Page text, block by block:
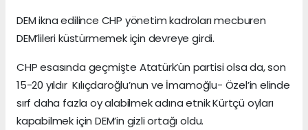
DEM ikna edilince CHP yönetim kadroları mecburen
DEM’lileri küstürmemek için devreye girdi.
CHP esasında geçmişte Atatürk’ün partisi olsa da, son
15-20 yıldır Kılıçdaroğlu’nun ve İmamoğlu- Özel’in elinde
sırf daha fazla oy alabilmek adına etnik Kürtçü oyları
kapabilmek için DEM’in gizli ortağı oldu.